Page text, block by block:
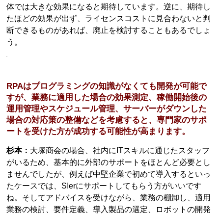
体では大きな効果になると期待しています。逆に、期待し
たほどの効果が出ず、ライセンスコストに見合わないと判
断できるものがあれば、廃止を検討することもあるでしょ
う。
RPAはプログラミングの知識がなくても開発が可能で
すが、業務に適用した場合の効果測定、稼働開始後の
運用管理やスケジュール管理、サーバーがダウンした
場合の対応策の整備などを考慮すると、専門家のサポ
ートを受けた方が成功する可能性が高まります。
杉本： 大塚商会の場合、社内にITスキルに通じたスタッフ
がいるため、基本的に外部のサポートをほとんど必要とし
ませんでしたが、例えば中堅企業で初めて導入するといっ
たケースでは、SIerにサポートしてもらう方がいいです
ね。そしてアドバイスを受けながら、業務の棚卸し、適用
業務の検討、要件定義、導入製品の選定、ロボットの開発